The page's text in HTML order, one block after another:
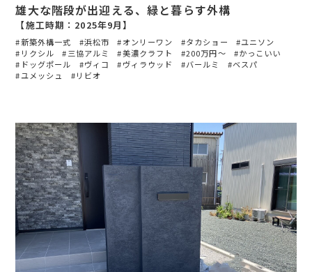
雄大な階段が出迎える、緑と暮らす外構
【施工時期：2025年9月】
新築外構一式 浜松市 オンリーワン タカショー
ユニソン
リクシル
三協アルミ 美濃クラフト 200万円〜
かっこいい
ドッグポール
ヴィコ ヴィラウッド バールミ
ベスパ
ユメッシュ
リビオ